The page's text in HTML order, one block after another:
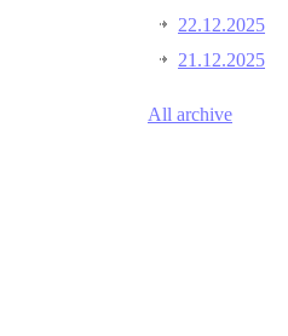
22.12.2025
21.12.2025
All archive